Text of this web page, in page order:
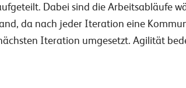
Dabei sind die Arbeitsabläufe
da nach jeder Iteration eine
Iteration umgesetzt. Agilität